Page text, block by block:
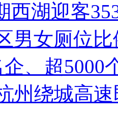
西湖迎客
男女厕位比
、超5000
州绕城高